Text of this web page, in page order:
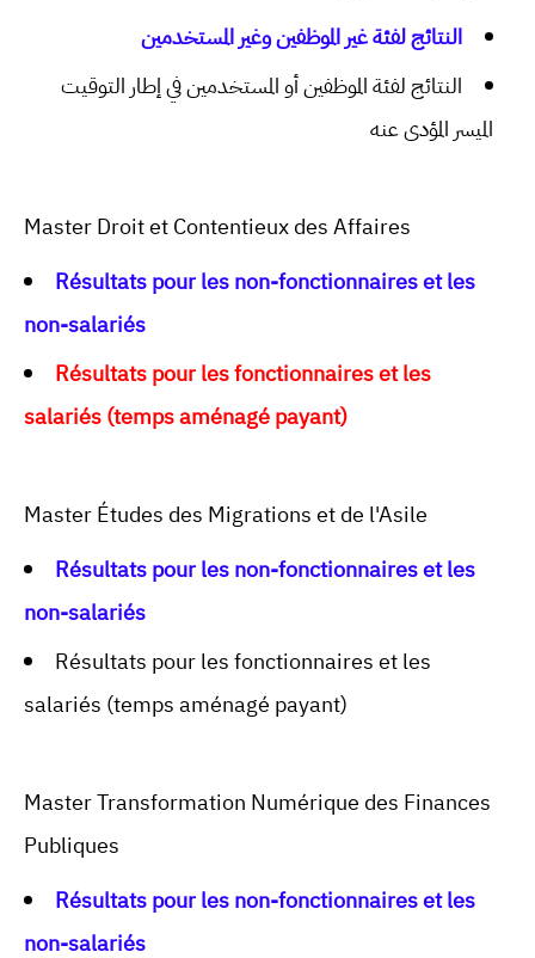
النتائج لفئة غير الموظفين وغير المستخدمين
النتائج لفئة الموظفين أو المستخدمين في إطار التوقيت
الميسر المؤدى عنه
Master Droit et Contentieux des Affaires
Résultats pour les non-fonctionnaires et les
non-salariés
Résultats pour les fonctionnaires et les
salariés (temps aménagé payant)
Master Études des Migrations et de l'Asile
Résultats pour les non-fonctionnaires et les
non-salariés
Résultats pour les fonctionnaires et les
salariés (temps aménagé payant)
Master Transformation Numérique des Finances
Publiques
Résultats pour les non-fonctionnaires et les
non-salariés